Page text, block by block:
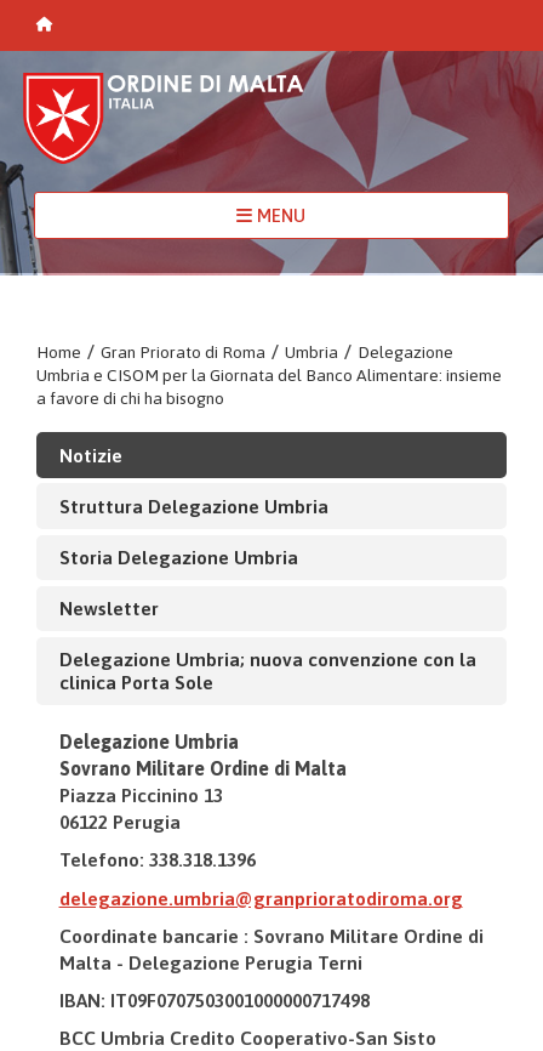
MENU
Home / Gran Priorato di Roma / Umbria / Delegazione
Umbria e CISOM per la Giornata del Banco Alimentare: insieme
a favore di chi ha bisogno
Notizie
Struttura Delegazione Umbria
Storia Delegazione Umbria
Newsletter
Delegazione Umbria; nuova convenzione con la
clinica Porta Sole
Delegazione Umbria
Sovrano Militare Ordine di Malta
Piazza Piccinino 13
06122 Perugia
Telefono: 338.318.1396
delegazione.umbria@granprioratodiroma.org
Coordinate bancarie : Sovrano Militare Ordine di
Malta - Delegazione Perugia Terni
IBAN: IT09F0707503001000000717498
BCC Umbria Credito Cooperativo-San Sisto